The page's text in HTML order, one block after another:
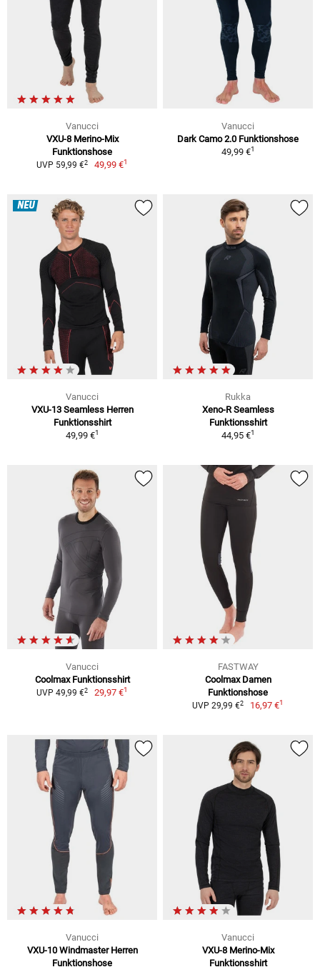
Vanucci
VXU-8 Merino-Mix
Funktionshose
UVP 59,99 €2 49,99 €1
Vanucci
Dark Camo 2.0 Funktionshose
49,99 €1
NEU
Vanucci
VXU-13 Seamless Herren
Funktionsshirt
49,99 €1
Rukka
Xeno-R Seamless
Funktionsshirt
44,95 €1
Vanucci
Coolmax Funktionsshirt
UVP 49,99 €2 29,97 €1
FASTWAY
Coolmax Damen
Funktionshose
UVP 29,99 €2 16,97 €1
Vanucci
VXU-10 Windmaster Herren
Funktionshose
Vanucci
VXU-8 Merino-Mix
Funktionsshirt